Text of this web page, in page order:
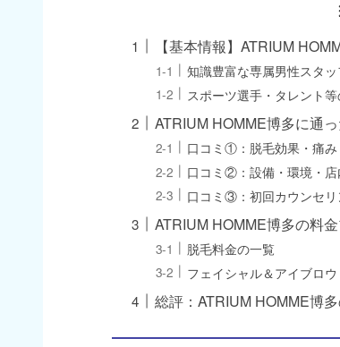
【基本情報】ATRIUM
知識豊富な専属男性スタ
スポーツ選手・タレント
ATRIUM HOMME博多に通
口コミ①：脱毛効果・痛み
口コミ②：設備・環境・
口コミ③：初回カウンセ
ATRIUM HOMME博多の料
脱毛料金の一覧
フェイシャル＆アイブロウ
総評：ATRIUM HOMME博